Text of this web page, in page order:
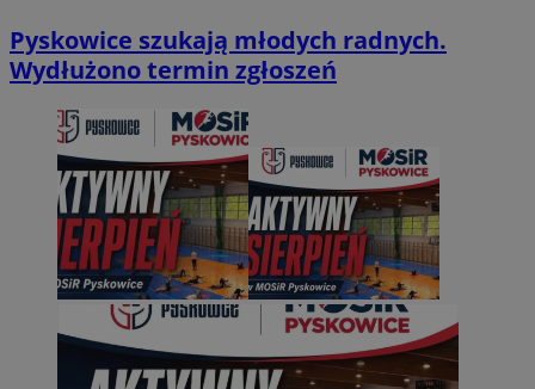
Pyskowice szukają młodych radnych.
Wydłużono termin zgłoszeń